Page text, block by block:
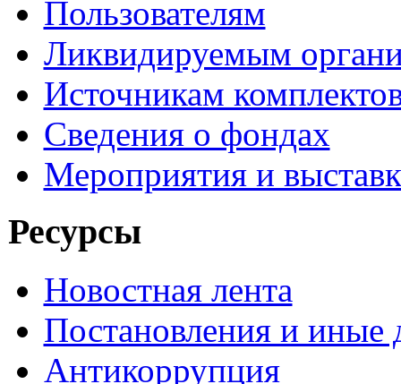
Пользователям
Ликвидируемым
Источникам
Сведения о фондах
Мероприятия и
Ресурсы
Новостная лента
Постановления и иные
Антикоррупция